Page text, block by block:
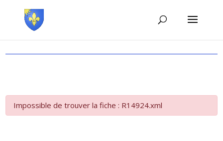
Impossible de trouver la fiche : R14924.xml